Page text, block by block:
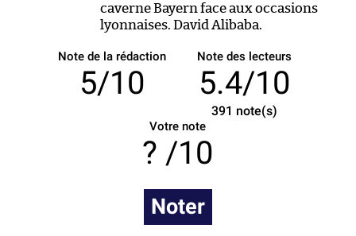
caverne Bayern face aux occasions
lyonnaises. David Alibaba.
Note de la rédaction
5/10
Note des lecteurs
5.4/10
391 note(s)
Votre note
/10
Noter